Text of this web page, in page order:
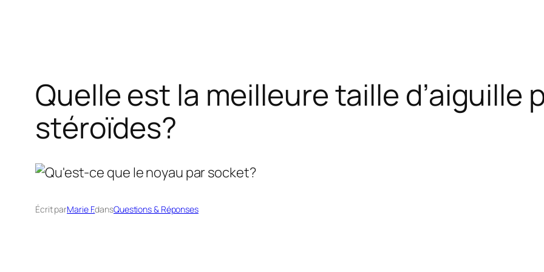
Quelle est la meilleure taille d’aiguille
stéroïdes?
Écrit parMarie F.dansQuestions & Réponses